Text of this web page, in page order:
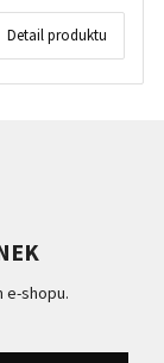
Detail produktu
e-shopu.